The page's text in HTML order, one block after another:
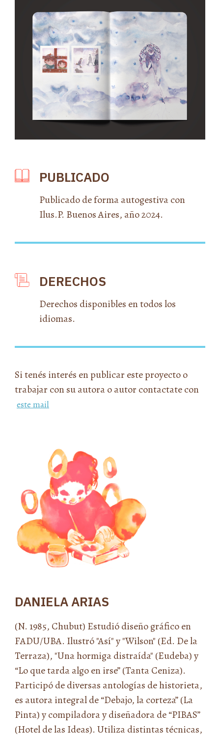
PUBLICADO
Publicado de forma autogestiva con
Ilus.P. Buenos Aires, año 2024.
DERECHOS
Derechos disponibles en todos los
idiomas.
Si tenés interés en publicar este proyecto o
trabajar con su autora o autor contactate con
este mail
DANIELA ARIAS
(N. 1985, Chubut) Estudió diseño gráfico en
FADU/UBA. Ilustró "Así" y "Wilson" (Ed. De la
Terraza), "Una hormiga distraída" (Eudeba) y
“Lo que tarda algo en irse” (Tanta Ceniza).
Participó de diversas antologías de historieta,
es autora integral de “Debajo, la corteza” (La
Pinta) y compiladora y diseñadora de “PIBAS”
(Hotel de las Ideas). Utiliza distintas técnicas,